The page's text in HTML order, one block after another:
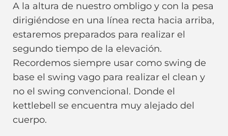
A la altura de nuestro ombligo y con la pesa
dirigiéndose en una línea recta hacia arriba,
estaremos preparados para realizar el
segundo tiempo de la elevación.
Recordemos siempre usar como swing de
base el swing vago para realizar el clean y
no el swing convencional. Donde el
kettlebell se encuentra muy alejado del
cuerpo.